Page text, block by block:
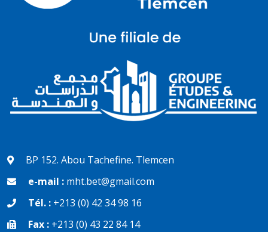
BP 152. Abou Tachefine. Tlemcen
e-mail : mht.bet@gmail.com
Tél. : +213 (0) 42 34 98 16
Fax : +213 (0) 43 22 84 14